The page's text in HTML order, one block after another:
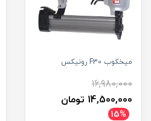
میخکوب F30 رونیکس
16,980,000
14,500,000 تومان
15%